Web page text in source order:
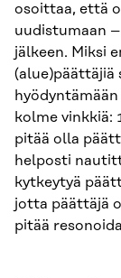
osoittaa, että
uudistumaan
jälkeen. Miksi
(alue)päättäjiä
kolme vinkkiä:
pitää olla
helposti
kytkeytyä
jotta päättäjä
pitää